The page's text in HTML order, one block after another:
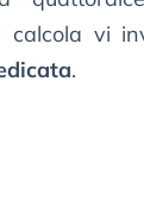
calcola vi
.